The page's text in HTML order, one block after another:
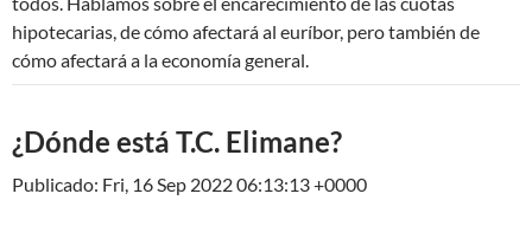
hipotecarias, de cómo afectará al euríbor, pero también de
cómo afectará a la economía general.
¿Dónde está T.C. Elimane?
Publicado: Fri, 16 Sep 2022 06:13:13 +0000